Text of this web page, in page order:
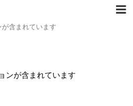
含まれています
ンが含まれています